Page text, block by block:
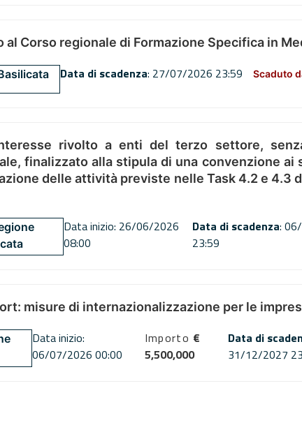
al Corso regionale di Formazione Specifica in
Data di scadenza: 27/07/2026 23:59 Scaduto
rivolto a enti del terzo settore,
finalizzato alla stipula di una convenzione ai
delle attività previste nelle Task 4.2 e 4.3
Data inizio: 26/06/2026
08:00
Data di scadenza:
23:59
misure di internazionalizzazione per le
Data inizio:
06/07/2026 00:00
Importo €
5,500,000
Data di
31/12/2027